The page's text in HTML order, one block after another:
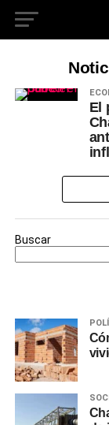
El
Buscar